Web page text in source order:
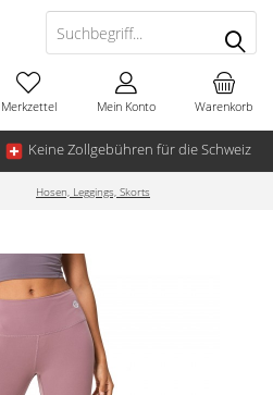
Keine Zollgebühren für die Schweiz
Warenkorb
Merkzettel Mein Konto
Hosen, Leggings, Skorts